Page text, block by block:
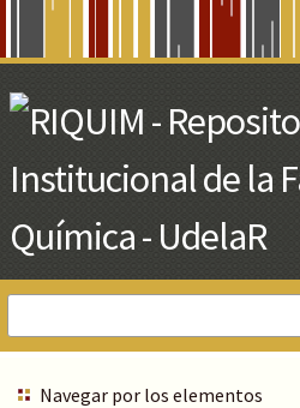
Main
Content
Navegar por los elementos